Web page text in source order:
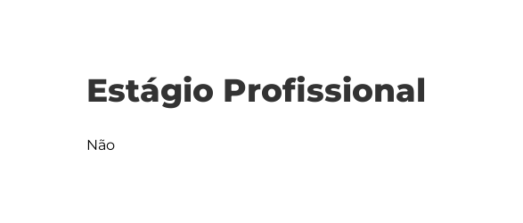
Estágio Profissional
Não